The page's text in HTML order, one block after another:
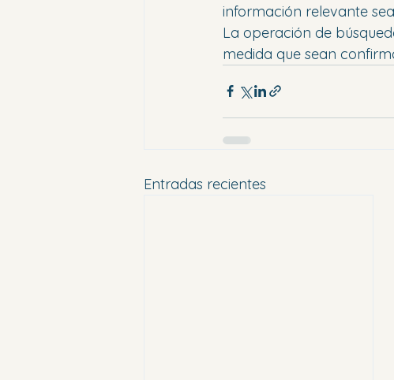
información relevante
La operación de
medida que sean
Entradas recientes